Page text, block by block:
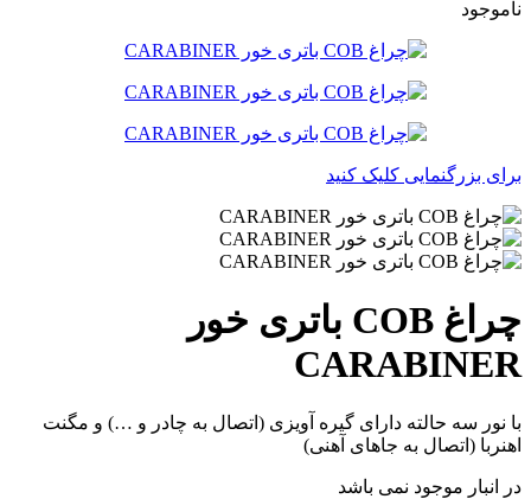
ناموجود
برای بزرگنمایی کلیک کنید
چراغ COB باتری خور
CARABINER
با نور سه حالته دارای گیره آویزی (اتصال به چادر و …) و مگنت
اهنربا (اتصال به جاهای آهنی)
در انبار موجود نمی باشد